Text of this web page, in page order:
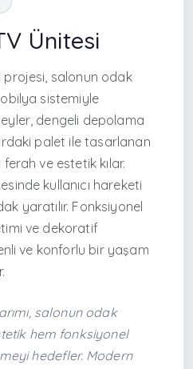
Ünitesi
projesi, salonun odak
sistemiyle
dengeli depolama
palet ile tasarlanan
ferah ve estetik kılar.
kullanıcı hareketi
yaratılır. Fonksiyonel
ve dekoratif
ve konforlu bir yaşam
salonun odak
hem fonksiyonel
hedefler. Modern